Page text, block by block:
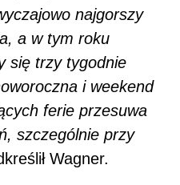
najgorszy
a w tym roku
się trzy tygodnie
i weekend
ferie przesuwa
szczególnie przy
Wagner.